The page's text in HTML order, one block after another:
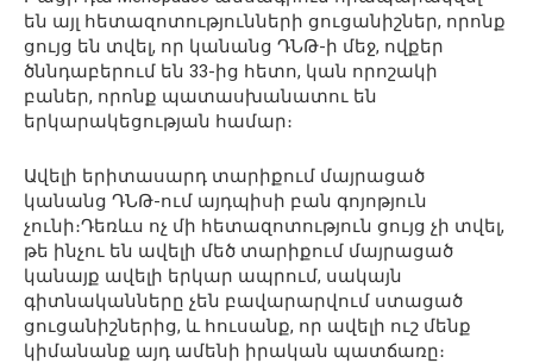
են այլ հետազոտությունների ցուցանիշներ, որոնք
ցույց են տվել, որ կանանց ԴՆԹ-ի մեջ, ովքեր
ծննդաբերում են 33-ից հետո, կան որոշակի
բաներ, որոնք պատասխանատու են
երկարակեցության համար։
Ավելի երիտասարդ տարիքում մայրացած
կանանց ԴՆԹ-ում այդպիսի բան գոյոթյուն
չունի։Դեռևս ոչ մի հետազոտություն ցույց չի տվել,
թե ինչու են ավելի մեծ տարիքում մայրացած
կանայք ավելի երկար ապրում, սակայն
գիտնականները չեն բավարարվում ստացած
ցուցանիշներից, և հուսանք, որ ավելի ուշ մենք
կիմանանք այդ ամենի իրական պատճառը։